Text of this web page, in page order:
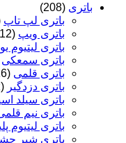
باتری (208)
باتری لپ تاپ
باتری ویپ (12)
باتری لیتیوم
باتری سمعکی
باتری قلمی (26)
باتری دزدگیر (2)
باتری سیلد
باتری نیم
باتری لیتیوم
باتری شیر